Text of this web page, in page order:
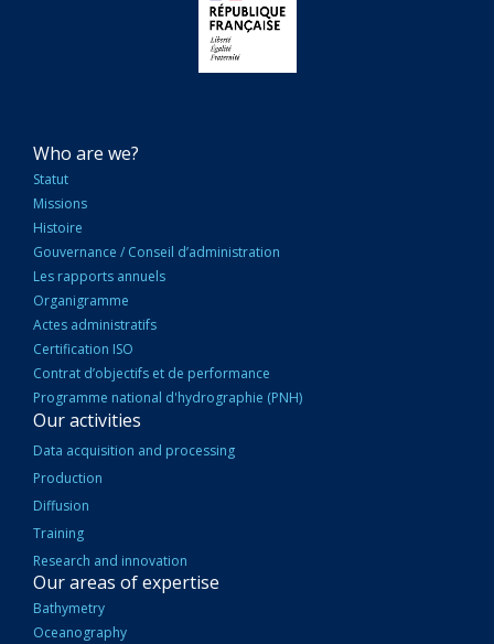
NAVIGATION
PRINCIPALE
Who are we?
Statut
Missions
Histoire
Gouvernance / Conseil d’administration
Les rapports annuels
Organigramme
Actes administratifs
Certification ISO
Contrat d’objectifs et de performance
Programme national d'hydrographie (PNH)
Our activities
Data acquisition and processing
Production
Diffusion
Training
Research and innovation
Our areas of expertise
Bathymetry
Oceanography